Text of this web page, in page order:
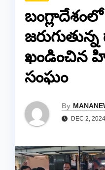
ఖండించిన
సంఘం
By
DEC 2, 2024